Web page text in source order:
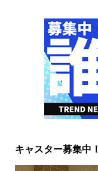
キャスター募集中！